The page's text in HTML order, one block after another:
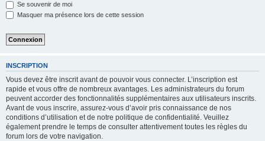
Se souvenir de moi
Masquer ma présence lors de cette session
INSCRIPTION
Vous devez être inscrit avant de pouvoir vous connecter. L’inscription est
rapide et vous offre de nombreux avantages. Les administrateurs du forum
peuvent accorder des fonctionnalités supplémentaires aux utilisateurs inscrits.
Avant de vous inscrire, assurez-vous d’avoir pris connaissance de nos
conditions d’utilisation et de notre politique de confidentialité. Veuillez
également prendre le temps de consulter attentivement toutes les règles du
forum lors de votre navigation.